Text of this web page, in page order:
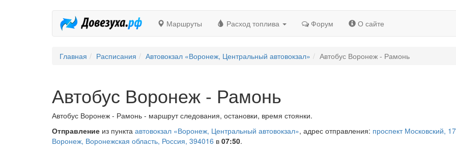
Маршруты Расход топлива Форум О сайте
Главная Расписания Автовокзал «Воронеж, Центральный автовокзал» Автобус Воронеж - Рамонь
Автобус Воронеж - Рамонь
Автобус Воронеж - Рамонь - маршрут следования, остановки, время стоянки.
Отправление из пункта автовокзал «Воронеж, Центральный автовокзал», адрес отправления: проспект Московский,
Воронеж, Воронежская область, Россия, 394016 в 07:50.